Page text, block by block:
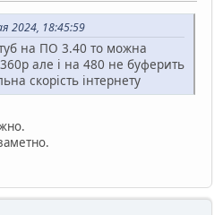
2024, 18:45:59
на ПО 3.40 то можна
але і на 480 не буферить
скорість інтернету